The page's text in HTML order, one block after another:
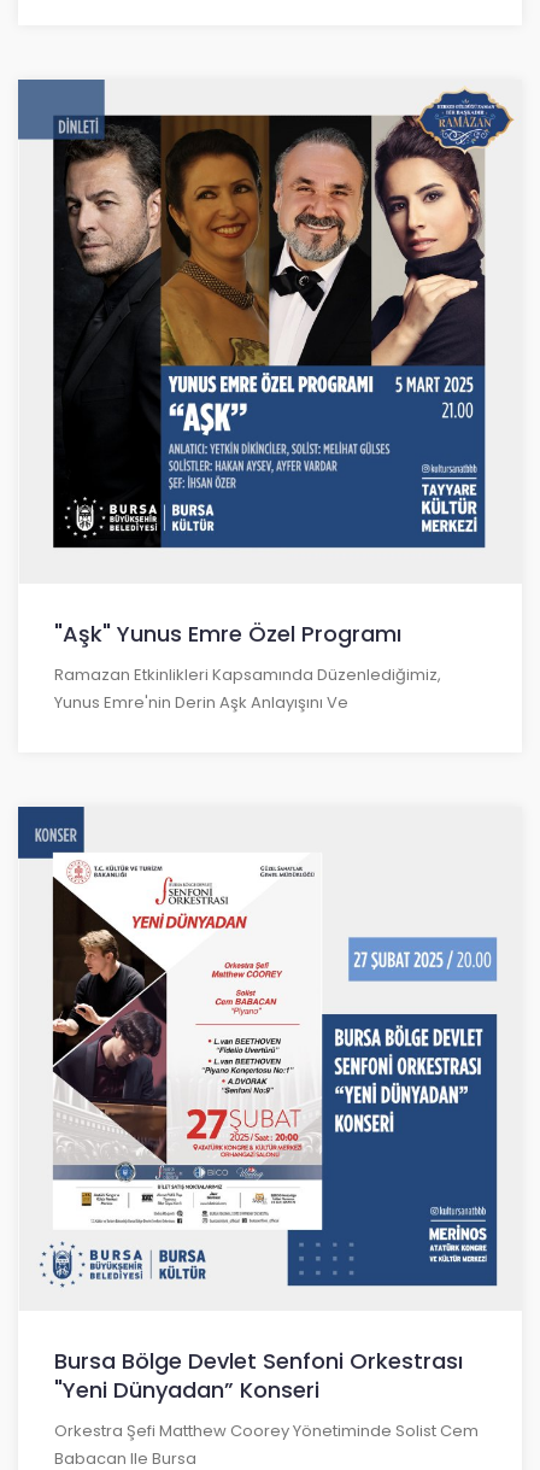
"Aşk" Yunus Emre Özel Programı
Ramazan Etkinlikleri Kapsamında Düzenlediğimiz,
Yunus Emre'nin Derin Aşk Anlayışını Ve
Bursa Bölge Devlet Senfoni Orkestrası
"Yeni Dünyadan” Konseri
Orkestra Şefi Matthew Coorey Yönetiminde Solist Cem
Babacan Ile Bursa